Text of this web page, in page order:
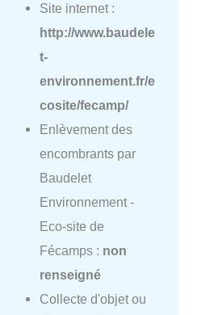
Site internet :
http://www.baudele
t-
environnement.fr/e
cosite/fecamp/
Enlèvement des
encombrants par
Baudelet
Environnement -
Eco-site de
Fécamps : non
renseigné
Collecte d'objet ou